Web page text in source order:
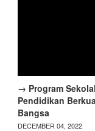
→ Program
Pendidikan
Bangsa
DECEMBER 04, 2022